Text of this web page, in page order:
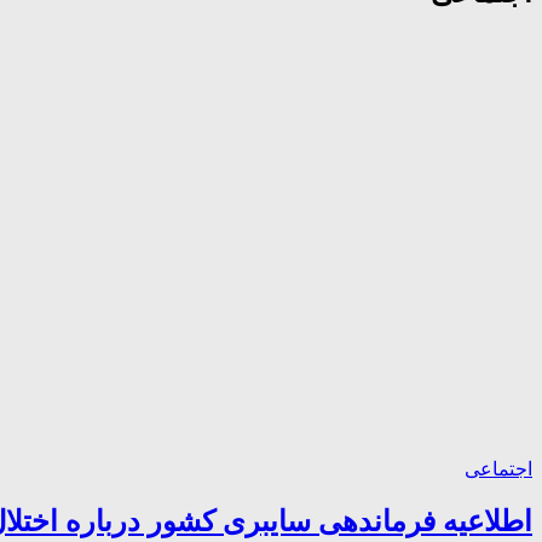
اجتماعی
اطلاعیه فرماندهی سایبری کشور درباره